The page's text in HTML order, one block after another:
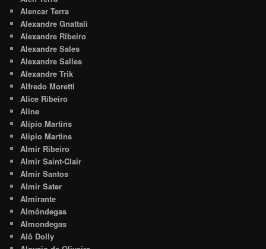
Alencar Terra
Alexandre Gnattali
Alexandre Ribeiro
Alexandre Sales
Alexandre Salles
Alexandre Trik
Alfredo Moretti
Alice Ribeiro
Aline
Alípio Martins
Alipio Martins
Almir Ribeiro
Almir Saint-Clair
Almir Santos
Almir Sater
Almirante
Almôndegas
Almondegas
Alô Dolly